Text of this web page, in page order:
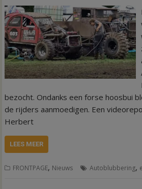
bezocht. Ondanks een forse hoosbui
de rijders aanmoedigen. Een
Herbert
LEES MEER
FRONTPAGE, Nieuws Autoblubbering,